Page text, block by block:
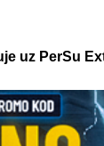
uz PerSu